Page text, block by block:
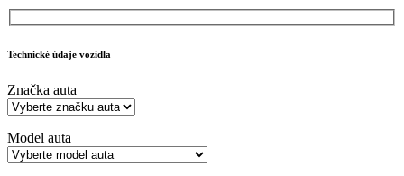
Technické údaje vozidla
Značka auta
Model auta